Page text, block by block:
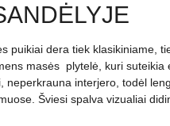
puikiai dera tiek klasikiniame,
masės plytelė, kuri
neperkrauna interjero, todėl
Šviesi spalva vizualiai